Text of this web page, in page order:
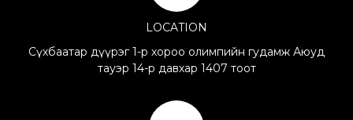
LOCATION
Сүхбаатар дүүрэг 1-р хороо олимпийн гудамж Аюуд
тауэр 14-р давхар 1407 тоот